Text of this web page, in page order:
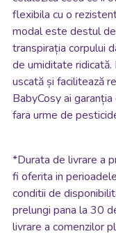
flexibila cu o
modal este destul
transpirația corpului
de umiditate
uscată și facilitează
BabyCosy ai
fara urme de
*Durata de livrare a
fi oferita in
conditii de
prelungi pana la 30
livrare a comenzilor